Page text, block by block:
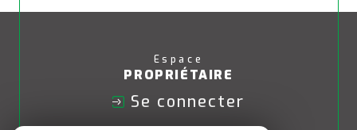
Espace
PROPRIÉTAIRE
Se connecter